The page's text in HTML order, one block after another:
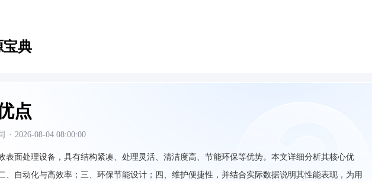
宝典
点
· 2026-08-04 08:00:00
表面处理设备，具有结构紧凑、处理灵活、清洁度高、节能环保等优势。本文详细分析其核心优
、自动化与高效率；三、环保节能设计；四、维护便捷性，并结合实际数据说明其性能表现，为用